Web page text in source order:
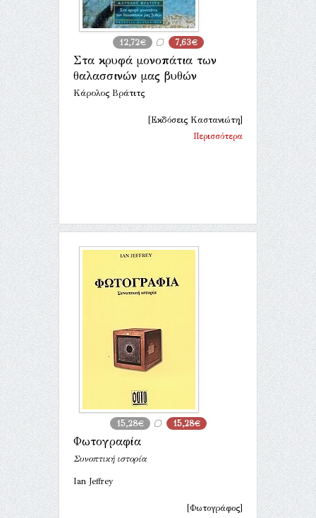
12,72€ 7,63€
Στα κρυφά μονοπάτια των
θαλασσινών μας βυθών
Κάρολος Βράτιτς
[Εκδόσεις Καστανιώτη]
Περισσότερα
15,28€ 15,28€
Φωτογραφία
Συνοπτική ιστορία
Ian Jeffrey
[Φωτογράφος]